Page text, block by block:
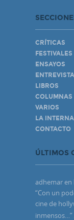
CRÍTICAS
FESTIVALES
ENSAYOS
LIBROS
COLUMNAS
VARIOS
LA
CONTACTO
ÚLTIMOS
adhemar en
“Con un
cine de
inmensos…”